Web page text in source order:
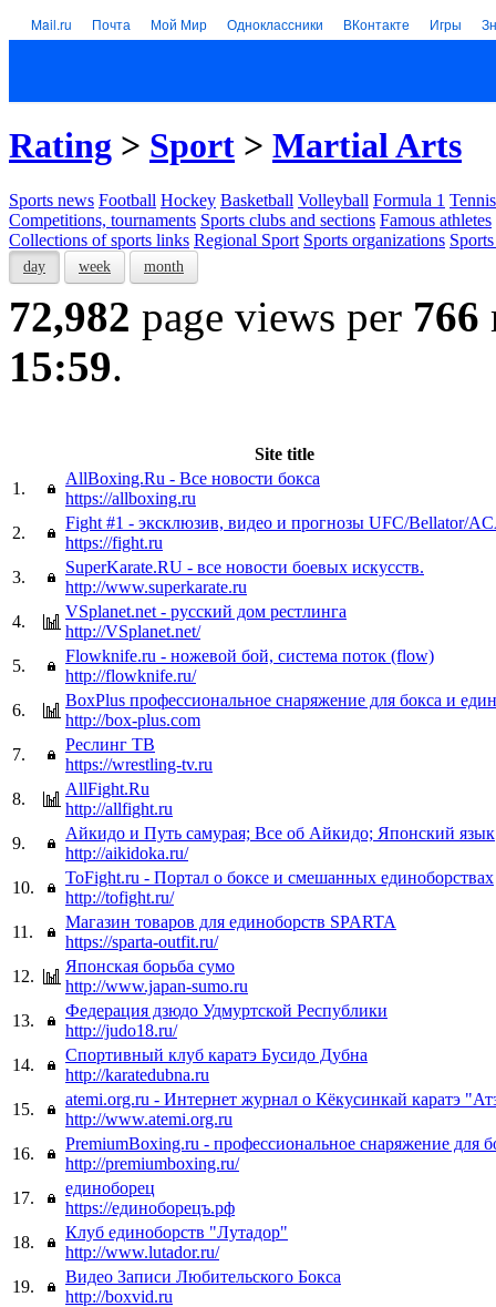
Mail.ru Почта Мой Мир Одноклассники ВКонтакте Игры
Rating > Sport > Martial Arts
Sports news Football Hockey Basketball Volleyball Formula 1 Tennis
Competitions, tournaments Sports clubs and sections Famous athletes
Collections of sports links Regional Sport Sports organizations
day week month
72,982 page views per 766
15:59.
Site title
1.
AllBoxing.Ru - Все новости бокса
https://allboxing.ru
2.
Fight #1 - эксклюзив, видео и прогнозы UFC/Bellator/
https://fight.ru
3.
SuperKarate.RU - все новости боевых искусств.
http://www.superkarate.ru
4.
VSplanet.net - русский дом рестлинга
http://VSplanet.net/
5.
Flowknife.ru - ножевой бой, система поток (flow)
http://flowknife.ru/
6.
BoxPlus профессиональное снаряжение для бокса и
http://box-plus.com
7.
Реслинг ТВ
https://wrestling-tv.ru
8.
AllFight.Ru
http://allfight.ru
9.
Айкидо и Путь самурая; Все об Айкидо; Японский язык
http://aikidoka.ru/
10.
ToFight.ru - Портал о боксе и смешанных единоборствах
http://tofight.ru/
11.
Магазин товаров для единоборств SPARTA
https://sparta-outfit.ru/
12.
Японская борьба сумо
http://www.japan-sumo.ru
13.
Федерация дзюдо Удмуртской Республики
http://judo18.ru/
14.
Спортивный клуб каратэ Бусидо Дубна
http://karatedubna.ru
15.
atemi.org.ru - Интернет журнал о Кёкусинкай каратэ
http://www.atemi.org.ru
16.
PremiumBoxing.ru - профессиональное снаряжение для
http://premiumboxing.ru/
17.
единоборец
https://единоборецъ.рф
18.
Клуб единоборств "Лутадор"
http://www.lutador.ru/
19.
Видео Записи Любительского Бокса
http://boxvid.ru